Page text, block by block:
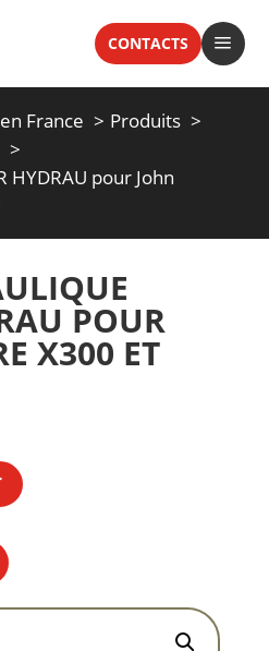
CONTACTS a
France
Produits
HYDRAU pour John
POUR
X300 ET